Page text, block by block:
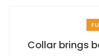
Collar brings